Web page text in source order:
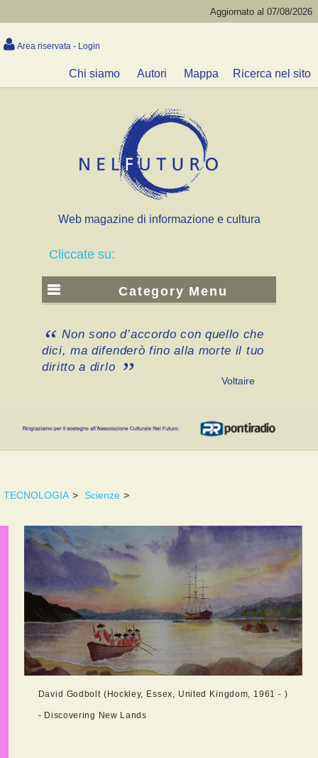
Aggiornato al 07/08/2026
Area riservata - Login
Chi siamo Autori Mappa Ricerca nel sito
Web magazine di informazione e cultura
Cliccate su:
Category Menu
Non sono d’accordo con quello che
dici, ma difenderò fino alla morte il tuo
diritto a dirlo
Voltaire
TECNOLOGIA > Scienze >
David Godbolt (Hockley, Essex, United Kingdom, 1961 - )
- Discovering New Lands